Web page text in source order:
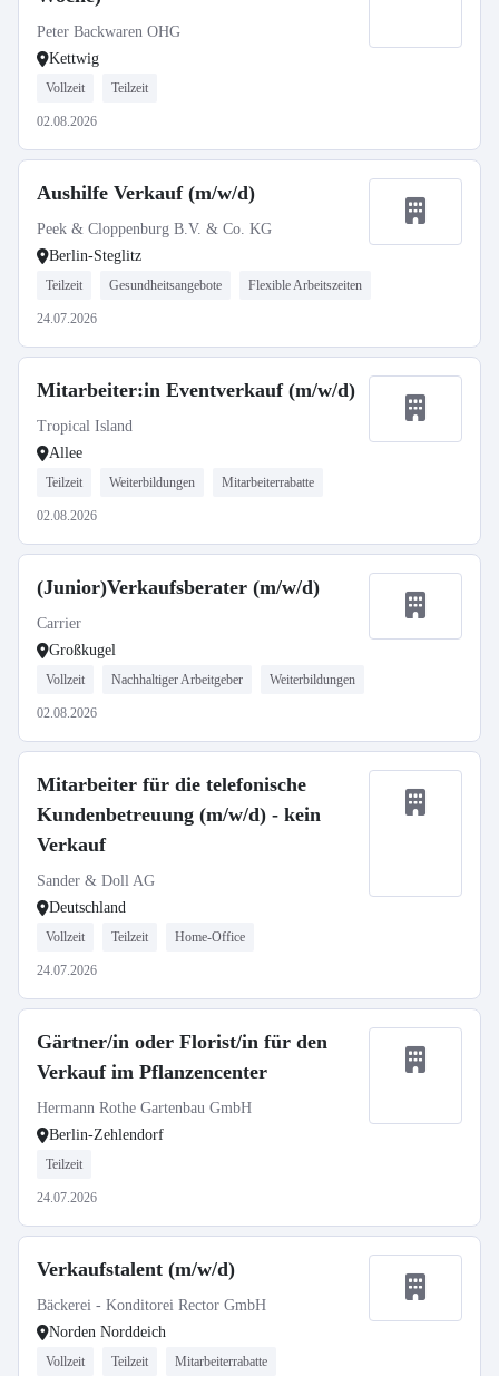
Peter Backwaren OHG
Kettwig
Vollzeit Teilzeit
02.08.2026
Aushilfe Verkauf (m/w/d)
Peek & Cloppenburg B.V. & Co. KG
Berlin-Steglitz
Teilzeit Gesundheitsangebote Flexible Arbeitszeiten
24.07.2026
Mitarbeiter:in Eventverkauf (m/w/d)
Tropical Island
Allee
Teilzeit Weiterbildungen Mitarbeiterrabatte
02.08.2026
(Junior)Verkaufsberater (m/w/d)
Carrier
Großkugel
Vollzeit Nachhaltiger Arbeitgeber Weiterbildungen
02.08.2026
Mitarbeiter für die telefonische
Kundenbetreuung (m/w/d) - kein
Verkauf
Sander & Doll AG
Deutschland
Vollzeit Teilzeit Home-Office
24.07.2026
Gärtner/in oder Florist/in für den
Verkauf im Pflanzencenter
Hermann Rothe Gartenbau GmbH
Berlin-Zehlendorf
Teilzeit
24.07.2026
Verkaufstalent (m/w/d)
Bäckerei - Konditorei Rector GmbH
Norden Norddeich
Vollzeit Teilzeit Mitarbeiterrabatte